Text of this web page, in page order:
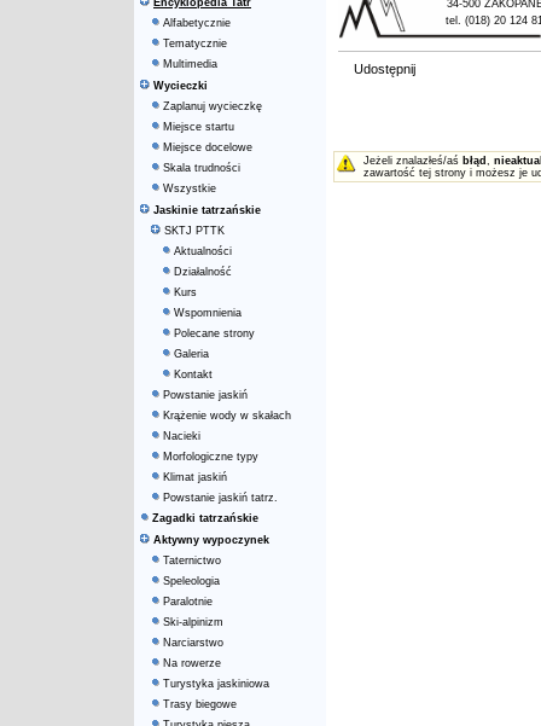
Encyklopedia Tatr
Alfabetycznie
Tematycznie
Multimedia
Wycieczki
Zaplanuj wycieczkę
Miejsce startu
Miejsce docelowe
Skala trudności
Wszystkie
Jaskinie tatrzańskie
SKTJ PTTK
Aktualności
Działalność
Kurs
Wspomnienia
Polecane strony
Galeria
Kontakt
Powstanie jaskiń
Krążenie wody w skałach
Nacieki
Morfologiczne typy
Klimat jaskiń
Powstanie jaskiń tatrz.
Zagadki tatrzańskie
Aktywny wypoczynek
Taternictwo
Speleologia
Paralotnie
Ski-alpinizm
Narciarstwo
Na rowerze
Turystyka jaskiniowa
Trasy biegowe
34-500
tel. (018) 20 124
Udostępnij
Jeżeli znalazłeś/aś błąd ,
zawartość tej strony i możesz je